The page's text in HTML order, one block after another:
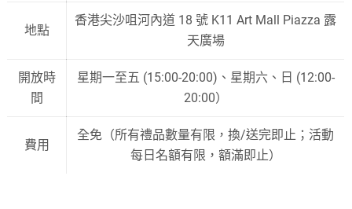
地點
香港尖沙咀河內道 18 號 K11 Art Mall Piazza 露
天廣場
開放時
間
星期一至五 (15:00-20:00)、星期六、日 (12:00-
20:00）
費用
全免（所有禮品數量有限，換/送完即止；活動
每日名額有限，額滿即止）